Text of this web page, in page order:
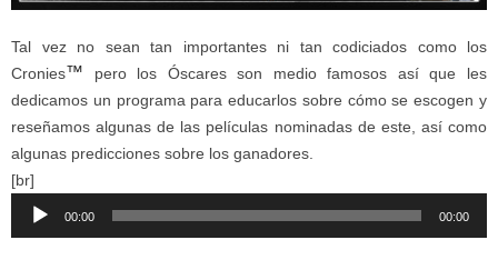
Tal vez no sean tan importantes ni tan codiciados como los
Cronies™
pero los Óscares son medio famosos así que les
dedicamos un programa para educarlos sobre cómo se escogen y
reseñamos algunas de las películas nominadas de este, así como
algunas predicciones sobre los ganadores.
[br]
Reproductor
00:00 00:00